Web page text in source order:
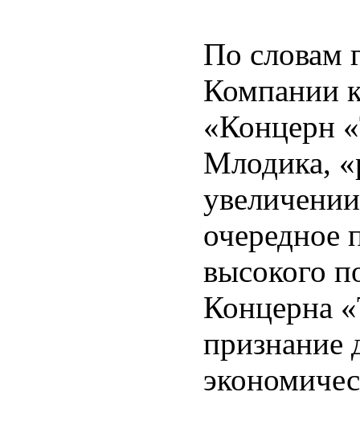
По словам
Компании
«Концерн
Млодика,
очередное
высокого
Концерна
признание